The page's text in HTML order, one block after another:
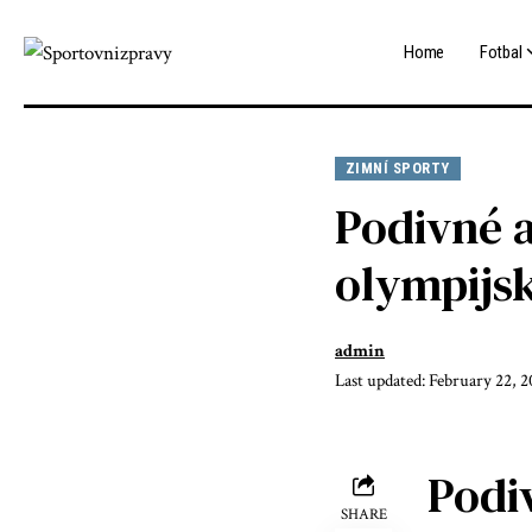
Home Fotbal
ZIMNÍ SPORTY
Podivné
Last updated: February 22,
admin
SHARE